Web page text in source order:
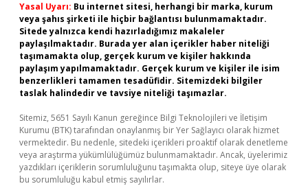
Yasal Uyarı: Bu internet sitesi, herhangi bir marka, kurum
veya şahıs şirketi ile hiçbir bağlantısı bulunmamaktadır.
Sitede yalnızca kendi hazırladığımız makaleler
paylaşılmaktadır. Burada yer alan içerikler haber niteliği
taşımamakta olup, gerçek kurum ve kişiler hakkında
paylaşım yapılmamaktadır. Gerçek kurum ve kişiler ile isim
benzerlikleri tamamen tesadüfidir. Sitemizdeki bilgiler
taslak halindedir ve tavsiye niteliği taşımazlar.
Sitemiz, 5651 Sayılı Kanun gereğince Bilgi Teknolojileri ve İletişim
Kurumu (BTK) tarafından onaylanmış bir Yer Sağlayıcı olarak hizmet
vermektedir. Bu nedenle, sitedeki içerikleri proaktif olarak denetleme
veya araştırma yükümlülüğümüz bulunmamaktadır. Ancak, üyelerimiz
yazdıkları içeriklerin sorumluluğunu taşımakta olup, siteye üye olarak
bu sorumluluğu kabul etmiş sayılırlar.